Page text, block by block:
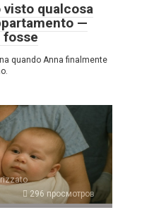
visto qualcosa
—
fosse
quando Anna finalmente
296 просмотров